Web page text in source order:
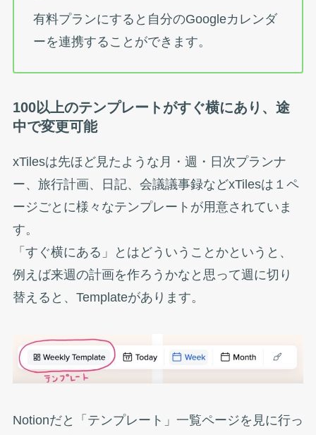
有料プランにすると自分のGoogleカレンダ
ーを連携することができます。
100以上のテンプレートがすぐ横にあり、途
中で変更可能
xTilesは先ほど見たような月・週・日次プランナ
ー、旅行計画、日記、会議議事録などxTilesは１ペ
ージごとに様々なテンプレートが用意されていま
す。
「すぐ横にある」とはどういうことかというと、
例えば来週の計画を作ろうかなと思って週に切り
替えると、Templateがあります。
Notionだと「テンプレート」一覧ページを見に行っ